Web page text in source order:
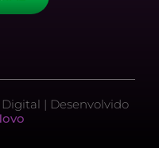
| Desenvolvido